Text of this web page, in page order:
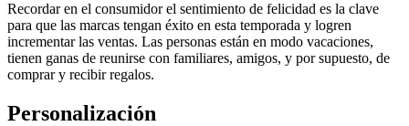
Recordar en el consumidor el sentimiento de felicidad es la clave
para que las marcas tengan éxito en esta temporada y logren
incrementar las ventas. Las personas están en modo vacaciones,
tienen ganas de reunirse con familiares, amigos, y por supuesto, de
comprar y recibir regalos.
Personalización